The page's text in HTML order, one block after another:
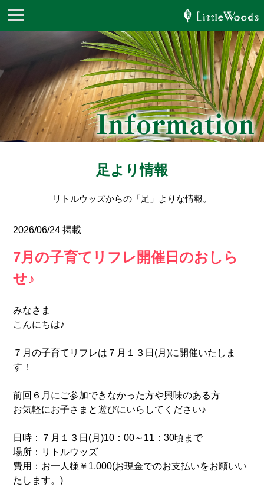
足より情報
リトルウッズからの「足」よりな情報。
2026/06/24 掲載
7月の子育てリフレ開催日のおしら
せ♪
みなさま
こんにちは♪
７月の子育てリフレは７月１３日(月)に開催いたしま
す！
前回６月にご参加できなかった方や興味のある方
お気軽にお子さまと遊びにいらしてください♪
日時：７月１３日(月)10：00～11：30頃まで
場所：リトルウッズ
費用：お一人様￥1,000(お現金でのお支払いをお願いい
たします。)